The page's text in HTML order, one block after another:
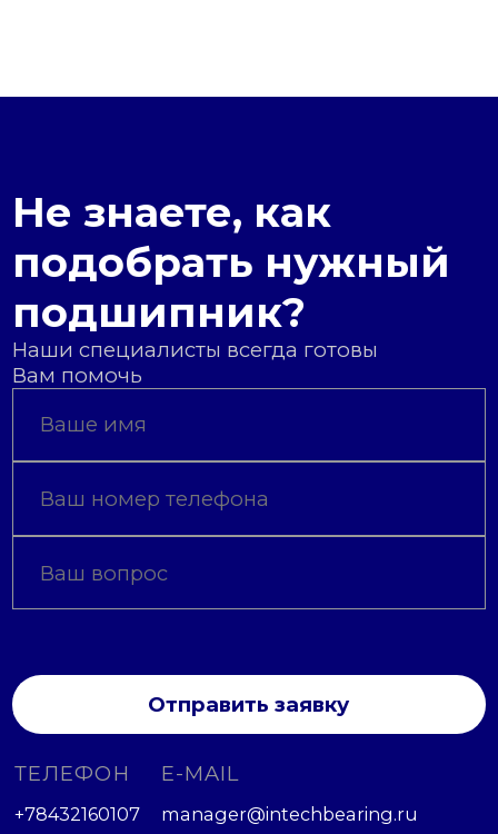
Не знаете, как
подобрать нужный
подшипник?
Наши специалисты всегда готовы
Вам помочь
Отправить заявку
ТЕЛЕФОН
+78432160107
E-MAIL
manager@intechbearing.ru